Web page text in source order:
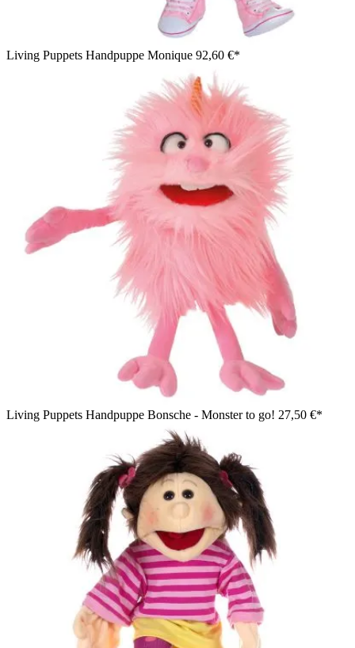
Living Puppets Handpuppe Monique 92,60 €*
Living Puppets Handpuppe Bonsche - Monster to go! 27,50 €*